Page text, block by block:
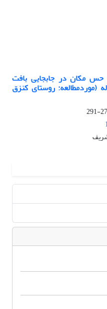
حس مکان در جابجایی بافت
(موردمطالعه: روستای کنزق